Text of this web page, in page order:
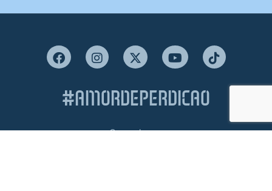
#AMORDEPERDICAO
Como chegar